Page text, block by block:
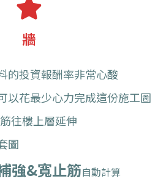
牆
的投資報酬率非常心酸
以花最少心力完成這份施工圖
往樓上層延伸
圖
強&寬止筋自動計算